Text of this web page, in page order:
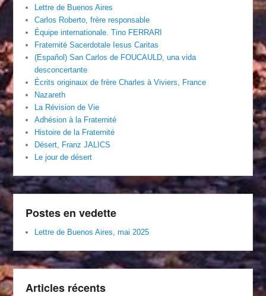
Lettre de Buenos Aires
Carlos Roberto, frère responsable
Équipe internationale. Tino FERRARI
Fraternité Sacerdotale Iesus Caritas
(Español) San Carlos de FOUCAULD, una vida
desconcertante
Écrits originaux de frère Charles à Viviers, France
Nazareth
La Révision de Vie
Adhésion à la Fraternité
Histoire de la Fraternité
Désert, Franz JALICS
Le jour de désert
Postes en vedette
Lettre de Buenos Aires, mai 2025
Articles récents